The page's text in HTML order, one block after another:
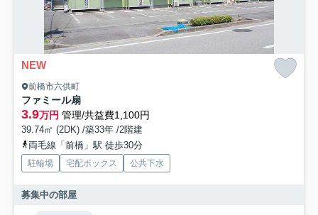
NEW
前橋市六供町
ファミール扇
3.9万円 管理/共益費1,100円
39.74㎡ (2DK) /築33年 /2階建
両毛線「前橋」駅 徒歩30分
駐輪場 宅配ボックス 公共下水
募集中の部屋